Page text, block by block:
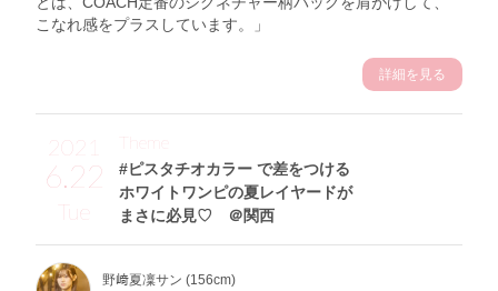
こなれ感をプラスしています。」
詳細を見る
6.22
Tue
#ピスタチオカラー で差をつける
ホワイトワンピの夏レイヤードが
まさに必見♡ ＠関西
Theme
野﨑夏凜サン (156cm)